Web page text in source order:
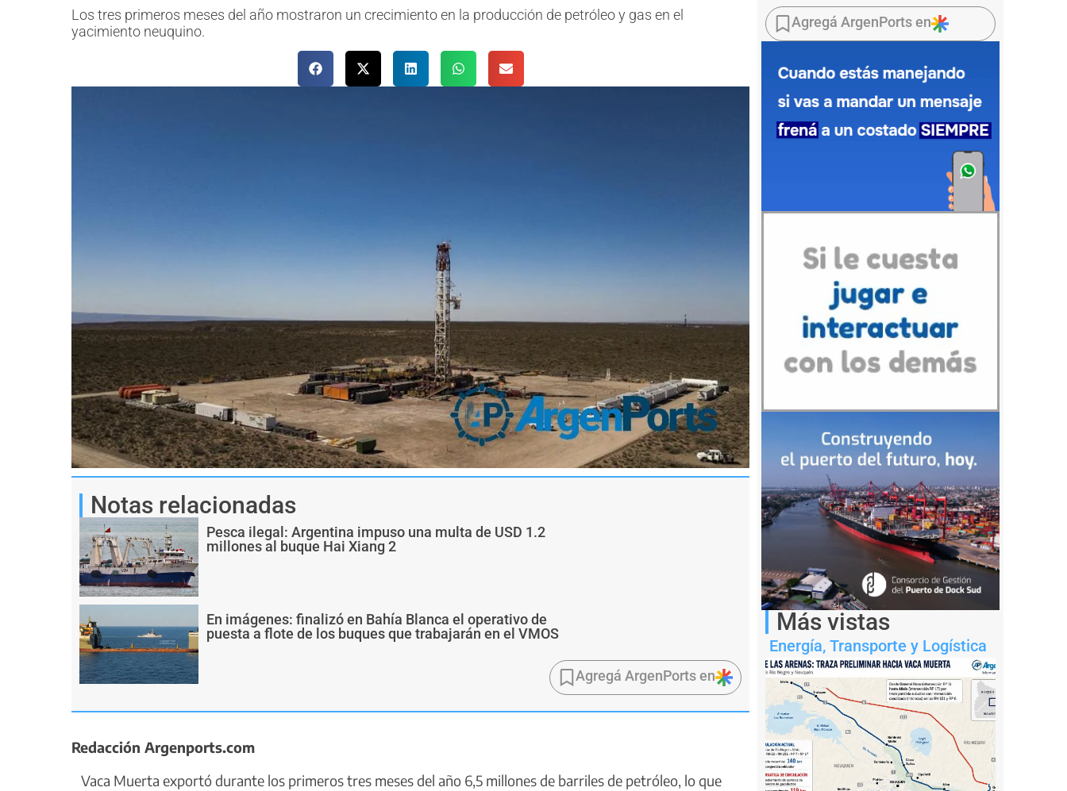
Los tres primeros meses del año mostraron un crecimiento en la producción de petróleo y gas en el
yacimiento neuquino.
Notas relacionadas
Pesca ilegal: Argentina impuso una multa de USD 1.2
millones al buque Hai Xiang 2
En imágenes: finalizó en Bahía Blanca el operativo de
puesta a flote de los buques que trabajarán en el VMOS
Agregá ArgenPorts en
Redacción Argenports.com
Vaca Muerta exportó durante los primeros tres meses del año 6,5 millones de barriles de petróleo, lo que
Agregá ArgenPorts en
Más vistas
Energía, Transporte y Logística